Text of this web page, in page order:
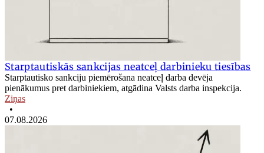
Starptautiskās sankcijas neatceļ darbinieku tiesības
Starptautisko sankciju piemērošana neatceļ darba devēja
pienākumus pret darbiniekiem, atgādina Valsts darba inspekcija.
Ziņas
•
07.08.2026